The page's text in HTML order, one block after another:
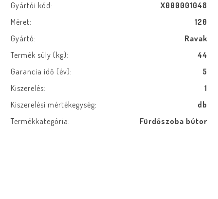
Gyártói kód:
X000001048
Méret:
120
Gyártó:
Ravak
Termék súly (kg):
44
Garancia idő (év):
5
Kiszerelés:
1
Kiszerelési mértékegység:
db
Termékkategória:
Fürdőszoba bútor